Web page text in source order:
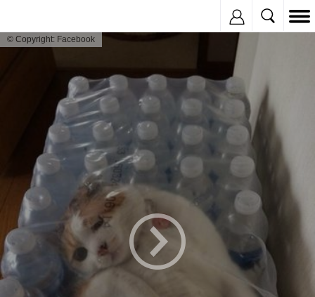
© Copyright: Facebook